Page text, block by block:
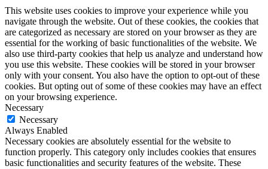
This website uses cookies to improve your experience while you
navigate through the website. Out of these cookies, the cookies that
are categorized as necessary are stored on your browser as they are
essential for the working of basic functionalities of the website. We
also use third-party cookies that help us analyze and understand how
you use this website. These cookies will be stored in your browser
only with your consent. You also have the option to opt-out of these
cookies. But opting out of some of these cookies may have an effect
on your browsing experience.
Necessary
Necessary
Always Enabled
Necessary cookies are absolutely essential for the website to
function properly. This category only includes cookies that ensures
basic functionalities and security features of the website. These